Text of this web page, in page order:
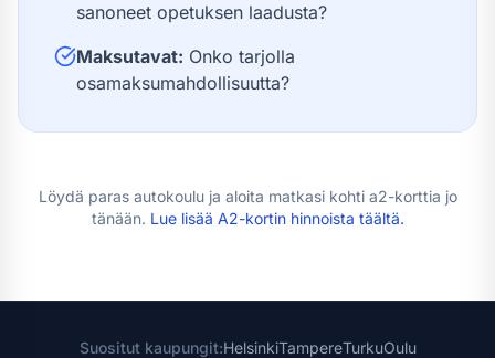
sanoneet opetuksen laadusta?
Maksutavat: Onko tarjolla
osamaksumahdollisuutta?
Löydä paras autokoulu ja aloita matkasi kohti a2-korttia jo
tänään. Lue lisää A2-kortin hinnoista täältä.
Suositut kaupungit:HelsinkiTampereTurkuOulu